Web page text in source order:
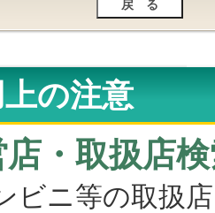
の注意
店・取扱店
ビニ等の取扱